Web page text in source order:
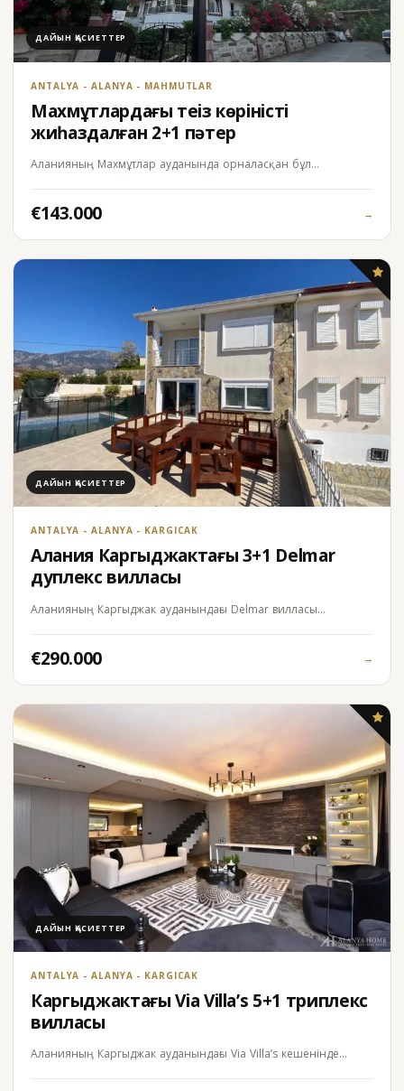
ДАЙЫН ҚАСИЕТТЕР
ANTALYA - ALANYA - MAHMUTLAR
Махмұтлардағы теңіз көріністі
жиһаздалған 2+1 пәтер
Аланияның Махмұтлар ауданында орналасқан бұл…
€143.000 →
ДАЙЫН ҚАСИЕТТЕР
ANTALYA - ALANYA - KARGICAK
Алания Каргыджактағы 3+1 Delmar
дуплекс вилласы
Аланияның Каргыджак ауданындағы Delmar вилласы…
€290.000 →
ДАЙЫН ҚАСИЕТТЕР
ANTALYA - ALANYA - KARGICAK
Каргыджактағы Via Villa’s 5+1 триплекс
вилласы
Аланияның Каргыджак ауданындағы Via Villa’s кешенінде…